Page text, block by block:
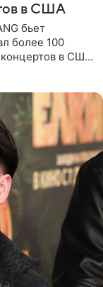
в США
бьет
более 100
в США.